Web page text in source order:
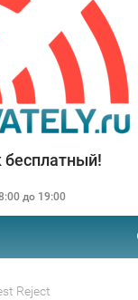
до 19:00
Reject